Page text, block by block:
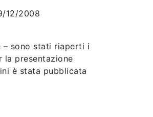
12/2008
– sono stati riaperti i
la presentazione
è stata pubblicata